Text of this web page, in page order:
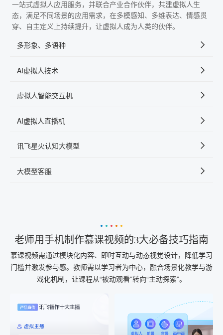
一站式虚拟人应用服务，并联合产业合作伙伴，共建虚拟人生
态，满足不同场景的应用需求，在多模感知、多维表达、情感贯
穿、自主定义上持续提升，让虚拟人成为人类的伙伴。
多形象、多语种
AI虚拟人技术
虚拟人智能交互机
AI虚拟人直播机
讯飞星火认知大模型
大模型客服
老师用手机制作慕课视频的3大必备技巧指南
慕课视频需通过模块化内容、即时互动与动态视觉设计，降低学习
门槛并激发参与感。教师需以学习者为中心，融合场景化教学与游
戏化机制，让课程从“被动观看”转向“主动探索”。
AI配音
AI+音频